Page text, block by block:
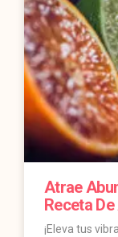
Atrae
Receta
¡Eleva tus